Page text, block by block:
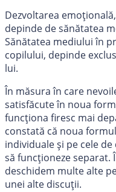
Dezvoltarea
depinde de sănătatea
Sănătatea mediului în
copilului, depinde
lui.
În măsura în care
satisfăcute în noua
funcționa firesc mai
constată că noua
individuale și pe cele
să funcționeze separat.
deschidem multe alte
unei alte discuții.